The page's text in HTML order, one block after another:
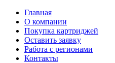
Главная
О компании
Покупка картриджей
Оставить заявку
Работа с регионами
Контакты